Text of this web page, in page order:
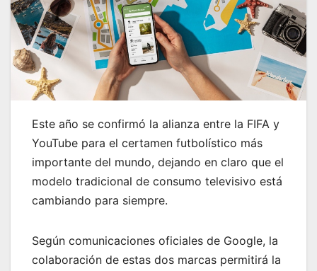
Este año se confirmó la alianza entre la FIFA y
YouTube para el certamen futbolístico más
importante del mundo, dejando en claro que el
modelo tradicional de consumo televisivo está
cambiando para siempre.
Según comunicaciones oficiales de Google, la
colaboración de estas dos marcas permitirá la